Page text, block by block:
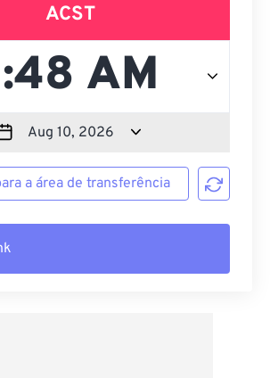
ACST
a área de transferência